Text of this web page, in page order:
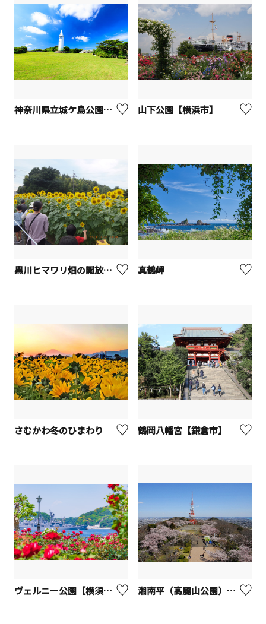
神奈川県立城ケ島公園【三浦市】 山下公園【横浜市】
黒川ヒマワリ畑の開放＆摘み取り体験【川崎市麻生区】 真鶴岬
さむかわ冬のひまわり 鶴岡八幡宮【鎌倉市】
ヴェルニー公園【横須賀市】 湘南平（高麗山公園）【平塚市】